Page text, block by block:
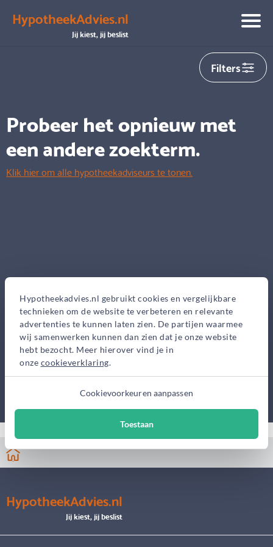
Hypotheekadvies.nl gebruikt cookies en vergelijkbare
technieken om de website te verbeteren en relevante
advertenties te kunnen laten zien. De partijen waarmee
wij samenwerken kunnen dan zien dat je onze website
hebt bezocht. Meer hierover vind je in
onze cookieverklaring.
Cookievoorkeuren aanpassen
Toestaan
HypotheekAdvies.nl
Jij kiest, jij beslist
We hebben helaas0adviseurs gevonden die aansluiten op
jouw zoekopdracht
Filters
Probeer het opnieuw met
een andere zoekterm.
Klik hier om alle hypotheekadviseurs te tonen.
HypotheekAdvies.nl
Jij kiest, jij beslist